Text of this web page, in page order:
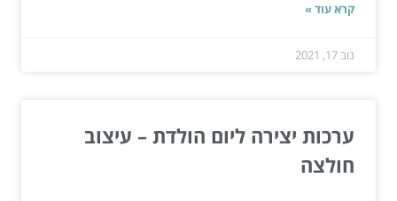
קרא עוד »
נוב 17, 2021
ערכות יצירה ליום הולדת – עיצוב
חולצה